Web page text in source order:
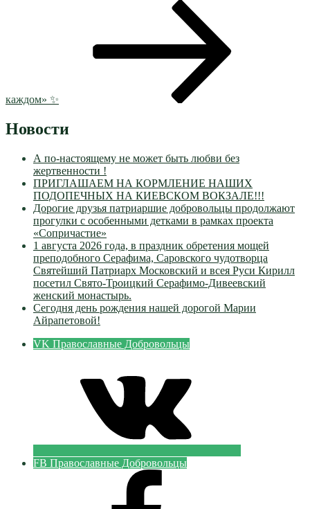
каждом» ✨
Новости
А по-настоящему не может быть любви без
жертвенности !
ПРИГЛАШАЕМ НА КОРМЛЕНИЕ НАШИХ
ПОДОПЕЧНЫХ НА КИЕВСКОМ ВОКЗАЛЕ!!!
Дорогие друзья патриаршие добровольцы продолжают
прогулки с особенными детками в рамках проекта
«Сопричастие»
1 августа 2026 года, в праздник обретения мощей
преподобного Серафима, Саровского чудотворца
Святейший Патриарх Московский и всея Руси Кирилл
посетил Свято-Троицкий Серафимо-Дивеевский
женский монастырь.
Сегодня день рождения нашей дорогой Марии
Айрапетовой!
VK Православные Добровольцы
FB Православные Добровольцы